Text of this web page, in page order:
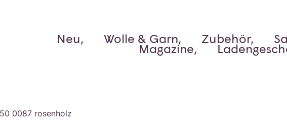
Neu, Wolle & Garn, Zubehör,
Magazine,
0087 rosenholz